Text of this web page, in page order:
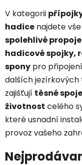
V kategorii
hadice najdete
spolehlivé
hadicové spojky,
spony pro
dalších
zajišťují těsné spoje
životnost celého
které usnadní
provoz vašeho